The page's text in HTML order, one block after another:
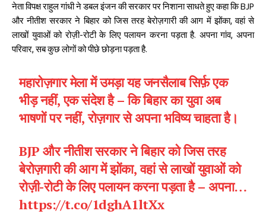
नेता विपक्ष राहुल गांधी ने डबल इंजन की सरकार पर निशाना साधते हुए कहा कि BJP
और नीतीश सरकार ने बिहार को जिस तरह बेरोज़गारी की आग में झोंका, वहां से
लाखों युवाओं को रोज़ी-रोटी के लिए पलायन करना पड़ता है. अपना गांव, अपना
परिवार, सब कुछ लोगों को पीछे छोड़ना पड़ता है.
महारोज़गार मेला में उमड़ा यह जनसैलाब सिर्फ़ एक
भीड़ नहीं, एक संदेश है – कि बिहार का युवा अब
भाषणों पर नहीं, रोज़गार से अपना भविष्य चाहता है।
BJP और नीतीश सरकार ने बिहार को जिस तरह
बेरोज़गारी की आग में झोंका, वहां से लाखों युवाओं को
रोज़ी-रोटी के लिए पलायन करना पड़ता है – अपना…
https://t.co/1dghA1ltXx